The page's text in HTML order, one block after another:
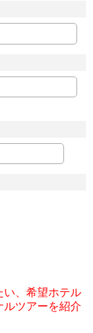
、希望ホテル
ルツアーを紹介